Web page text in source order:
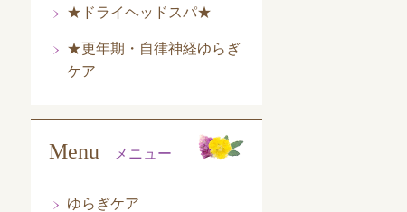
★ドライヘッドスパ★
★更年期・自律神経ゆらぎ
ケア
Menu メニュー
ゆらぎケア